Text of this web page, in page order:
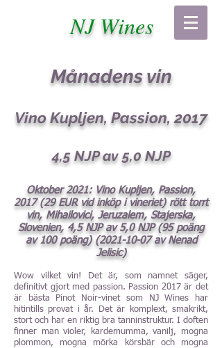
NJ Wines
Månadens vin
Vino Kupljen, Passion, 2017
4,5 NJP av 5,0 NJP
Oktober 2021: Vino Kupljen, Passion,
2017 (29 EUR vid inköp i vineriet) rött torrt
vin, Mihailovici, Jeruzalem, Stajerska,
Slovenien, 4,5 NJP av 5,0 NJP (95 poäng
av 100 poäng) (2021-10-07av Nenad
Jelisic)
Wow vilket vin! Det är, som namnet säger,
definitivt gjort med passion. Passion 2017 är det
är bästa Pinot Noir-vinet som NJ Wines har
hitintills provat i år. Det är komplext, smakrikt,
stort och har en riktig bra tanninstruktur. I doften
finner man violer, kardemumma, vanilj, mogna
plommon, mogna mörka körsbär och mogna